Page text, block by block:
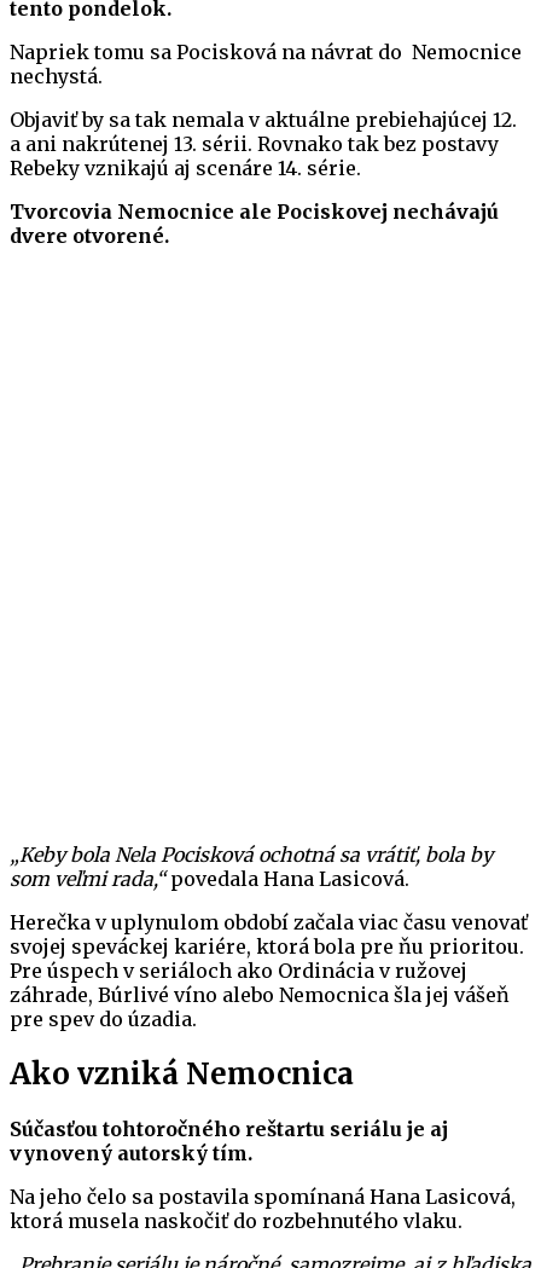
tento pondelok.
Napriek tomu sa Pocisková na návrat do Nemocnice
nechystá.
Objaviť by sa tak nemala v aktuálne prebiehajúcej 12.
a ani nakrútenej 13. sérii. Rovnako tak bez postavy
Rebeky vznikajú aj scenáre 14. série.
Tvorcovia Nemocnice ale Pociskovej nechávajú
dvere otvorené.
„Keby bola Nela Pocisková ochotná sa vrátiť, bola by
som veľmi rada,“povedala Hana Lasicová.
Herečka v uplynulom období začala viac času venovať
svojej speváckej kariére, ktorá bola pre ňu prioritou.
Pre úspech v seriáloch ako Ordinácia v ružovej
záhrade, Búrlivé víno alebo Nemocnica šla jej vášeň
pre spev do úzadia.
Ako vzniká Nemocnica
Súčasťou tohtoročného reštartu seriálu je aj
vynovený autorský tím.
Na jeho čelo sa postavila spomínaná Hana Lasicová,
ktorá musela naskočiť do rozbehnutého vlaku.